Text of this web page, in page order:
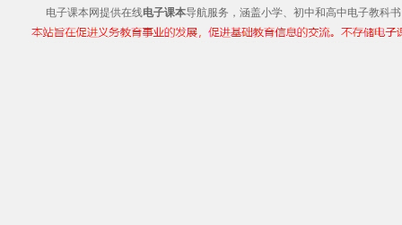
电子课本网提供在线电子课本导航服务，涵盖小学、初中和高中电子教科